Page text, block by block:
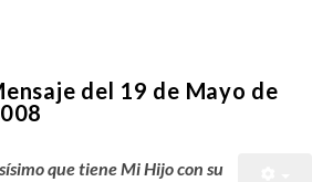
del 19 de Mayo de
que tiene Mi Hijo con su